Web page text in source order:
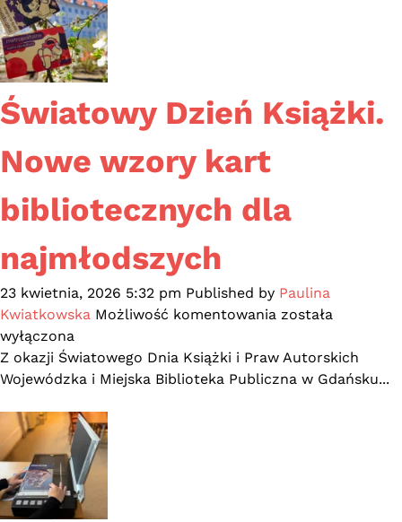
Światowy Dzień Książki.
Nowe wzory kart
bibliotecznych dla
najmłodszych
23 kwietnia, 2026 5:32 pm Published by Paulina
Kwiatkowska Możliwość komentowania Światowy
Książki.
Nowe
została
wyłączona
Z okazji Światowego Dnia Książki i Praw Autorskich
Wojewódzka i Miejska Biblioteka Publiczna w Gdańsku...